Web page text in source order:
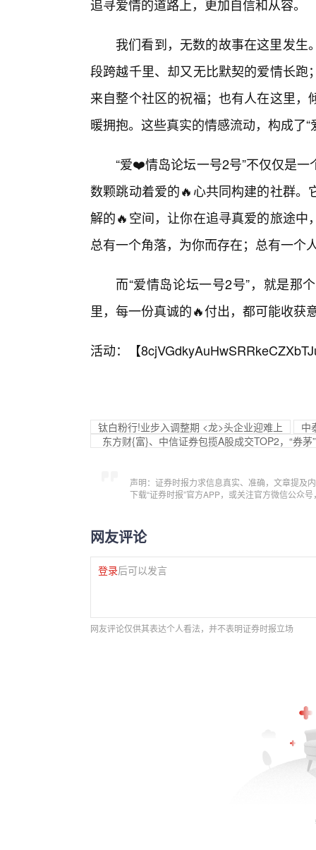
追寻爱情的道路上，更加自信和从容。
我们看到，无数的故事在这里发
段跨越千里、却又无比默契的爱情长
来自整个社区的祝福；也有人在这里
暖拥抱。这些真实的情感流动，构成了
“爱❤️情岛论坛一号2号”不仅仅是
数颗跳动着爱的🔥心共同构建的社群
解的🔥空间，让你在追寻真爱的旅途
总有一个角落，为你而存在；总有一个
而“爱情岛论坛一号2号”，就是那
里，每一份真诚的🔥付出，都可能收获
活动：【
钛白粉行!业步入调整期 <龙>头企业迎难上
中
东方财{富}、中信证券包揽A股成交TOP2，“券
声明：证券时报力求信息真实、准确，文章提及
下载“证券时报”官方APP，或关注官方微信公众
网友评论
登录后可以发言
网友评论仅供其表达个人看法，并不表明证券时报立场